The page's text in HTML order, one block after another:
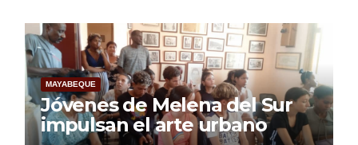
MAYABEQUE
Jóvenes de Melena del Sur
impulsan el arte urbano